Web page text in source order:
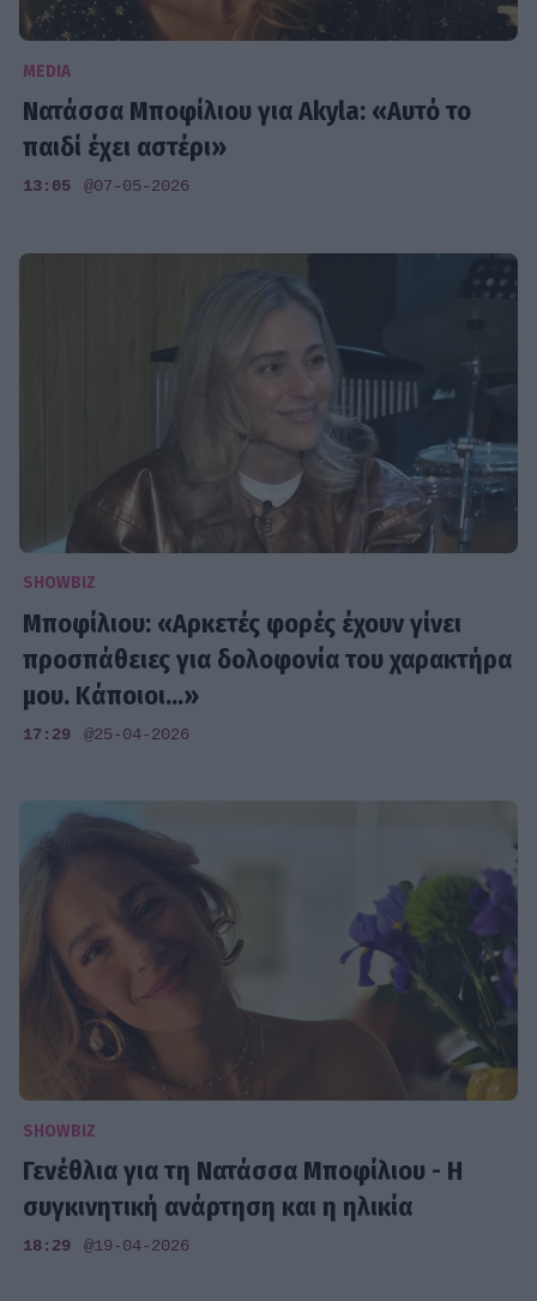
MEDIA
Νατάσσα Μποφίλιου για Akyla: «Αυτό το
παιδί έχει αστέρι»
13:05 @07-05-2026
SHOWBIZ
Μποφίλιου: «Αρκετές φορές έχουν γίνει
προσπάθειες για δολοφονία του χαρακτήρα
μου. Κάποιοι...»
17:29 @25-04-2026
SHOWBIZ
Γενέθλια για τη Νατάσσα Μποφίλιου - Η
συγκινητική ανάρτηση και η ηλικία
18:29 @19-04-2026